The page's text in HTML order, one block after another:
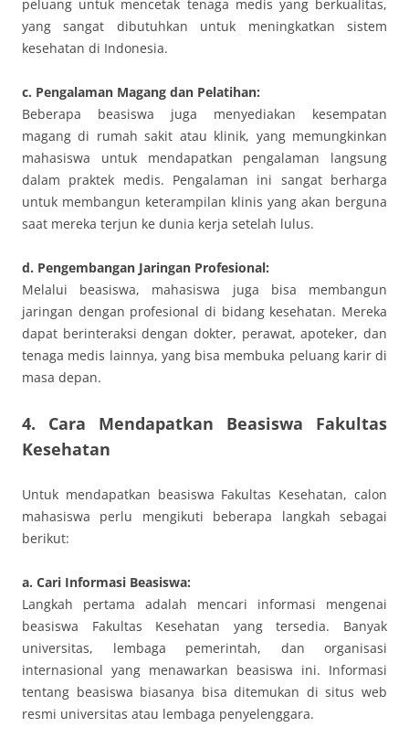
peluang untuk mencetak tenaga medis yang berkualitas,
yang sangat dibutuhkan untuk meningkatkan sistem
kesehatan di Indonesia.
c. Pengalaman Magang dan Pelatihan:
Beberapa beasiswa juga menyediakan kesempatan
magang di rumah sakit atau klinik, yang memungkinkan
mahasiswa untuk mendapatkan pengalaman langsung
dalam praktek medis. Pengalaman ini sangat berharga
untuk membangun keterampilan klinis yang akan berguna
saat mereka terjun ke dunia kerja setelah lulus.
d. Pengembangan Jaringan Profesional:
Melalui beasiswa, mahasiswa juga bisa membangun
jaringan dengan profesional di bidang kesehatan. Mereka
dapat berinteraksi dengan dokter, perawat, apoteker, dan
tenaga medis lainnya, yang bisa membuka peluang karir di
masa depan.
4. Cara Mendapatkan Beasiswa Fakultas
Kesehatan
Untuk mendapatkan beasiswa Fakultas Kesehatan, calon
mahasiswa perlu mengikuti beberapa langkah sebagai
berikut:
a. Cari Informasi Beasiswa:
Langkah pertama adalah mencari informasi mengenai
beasiswa Fakultas Kesehatan yang tersedia. Banyak
universitas, lembaga pemerintah, dan organisasi
internasional yang menawarkan beasiswa ini. Informasi
tentang beasiswa biasanya bisa ditemukan di situs web
resmi universitas atau lembaga penyelenggara.